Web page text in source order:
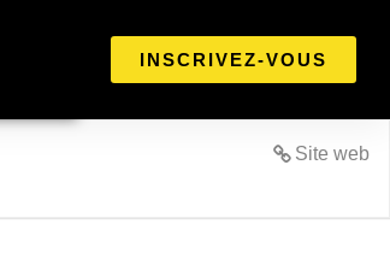
INSCRIVEZ-VOUS
Site web